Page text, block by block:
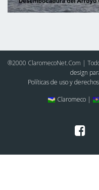
®2000 ClaromecoNet.Com |
design
Políticas de uso y
Claromeco |